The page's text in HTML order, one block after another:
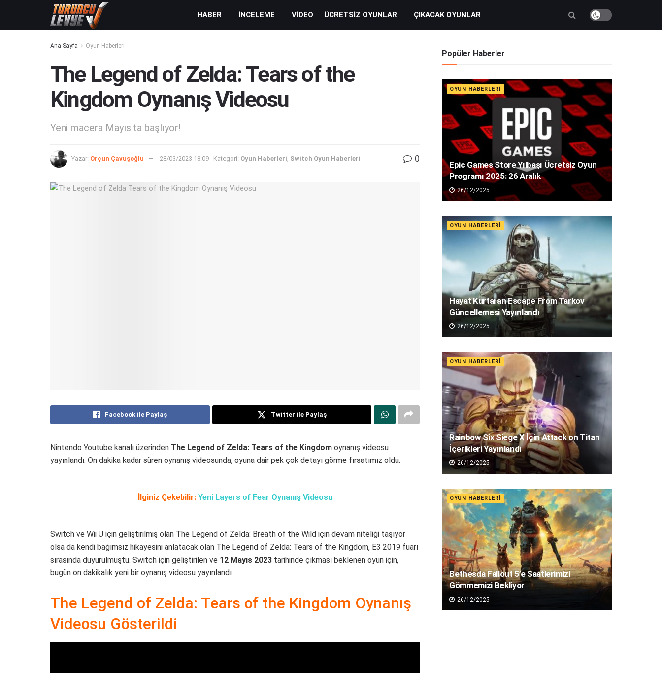
HABER İNCELEME VIDEO ÜCRETSIZ OYUNLAR ÇIKACAK OYUNLAR
Ana Sayfa Oyun Haberleri
The Legend of Zelda: Tears of the
Kingdom Oynanış Videosu
Yeni macera Mayıs'ta başlıyor!
Yazar: Orçun Çavuşoğlu 28/03/2023 18:09 Kategori: Oyun Haberleri Switch Oyun Haberleri 0
Facebook ile Paylaş Twitter ile Paylaş
Nintendo Youtube kanalı üzerinden The Legend of Zelda: Tears of the Kingdom oynanış videosu
yayınlandı. On dakika kadar süren oynanış videosunda, oyuna dair pek çok detayı görme fırsatımız oldu.
İlginiz Çekebilir: Yeni Layers of Fear Oynanış Videosu
Switch ve Wii U için geliştirilmiş olan The Legend of Zelda: Breath of the Wild için devam niteliği taşıyor
olsa da kendi bağımsız hikayesini anlatacak olan The Legend of Zelda: Tears of the Kingdom, E3 2019 fuarı
sırasında duyurulmuştu. Switch için geliştirilen ve 12 Mayıs 2023 tarihinde çıkması beklenen oyun için,
bugün on dakikalık yeni bir oynanış videosu yayınlandı.
The Legend of Zelda: Tears of the Kingdom Oynanış
Videosu Gösterildi
Popüler Haberler
OYUN HABERLERI
Epic Games Store Yılbaşı Ücretsiz Oyun
Programı 2025: 26 Aralık
26/12/2025
OYUN HABERLERI
Hayat Kurtaran Escape From Tarkov
Güncellemesi Yayınlandı
26/12/2025
OYUN HABERLERI
Rainbow Six Siege X İçin Attack on Titan
İçerikleri Yayınlandı
26/12/2025
OYUN HABERLERI
Bethesda Fallout 5’e Saatlerimizi
Gömmemizi Bekliyor
26/12/2025